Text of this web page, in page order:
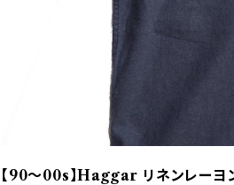
【90～00s】Haggar リネンレーヨ